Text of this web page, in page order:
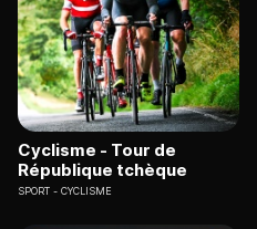
Cyclisme - Tour de
République tchèque
SPORT CYCLISME